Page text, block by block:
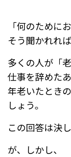
「何のために
そう聞かれれば
多くの人が「
仕事を辞めたあ
年老いたときの
しょう。
この回答は決
が、しかし、